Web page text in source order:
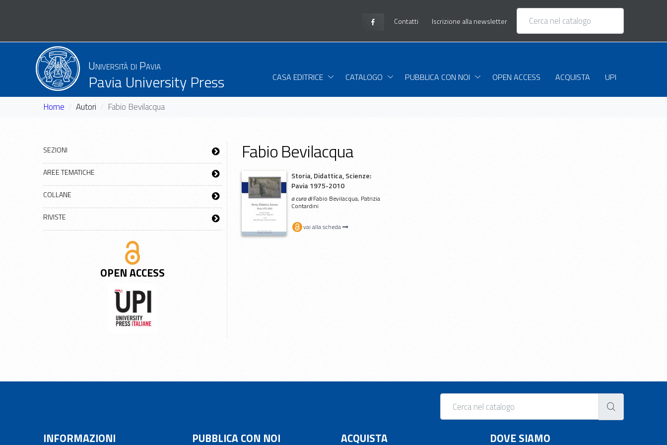
Contatti Iscrizione alla newsletter
Università di Pavia
Pavia University Press CASA EDITRICE CATALOGO PUBBLICA CON NOI OPEN ACCESS ACQUISTA UPI
Home Autori Fabio Bevilacqua
SEZIONI
AREE TEMATICHE
COLLANE
RIVISTE
OPEN ACCESS
Fabio Bevilacqua
Storia, Didattica, Scienze:
Pavia 1975-2010
a cura diFabio Bevilacqua, Patrizia
Contardini
vai alla scheda
INFORMAZIONI PUBBLICA CON NOI ACQUISTA DOVE SIAMO